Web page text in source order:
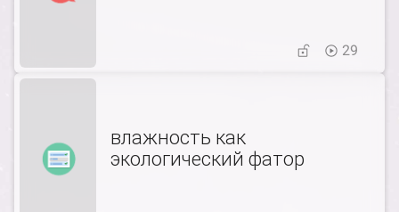
29
влажность как
экологический фатор